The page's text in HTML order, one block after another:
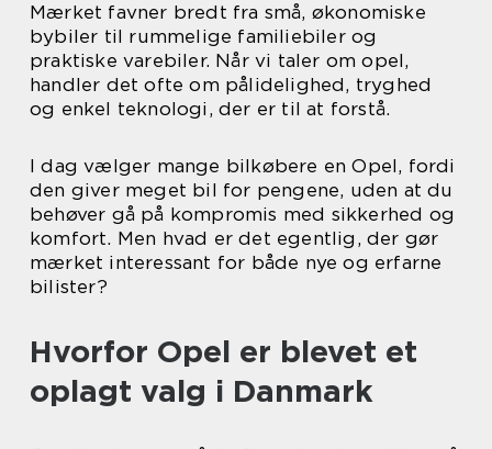
Mærket favner bredt fra små, økonomiske
bybiler til rummelige familiebiler og
praktiske varebiler. Når vi taler om opel,
handler det ofte om pålidelighed, tryghed
og enkel teknologi, der er til at forstå.
I dag vælger mange bilkøbere en Opel, fordi
den giver meget bil for pengene, uden at du
behøver gå på kompromis med sikkerhed og
komfort. Men hvad er det egentlig, der gør
mærket interessant for både nye og erfarne
bilister?
Hvorfor Opel er blevet et
oplagt valg i Danmark